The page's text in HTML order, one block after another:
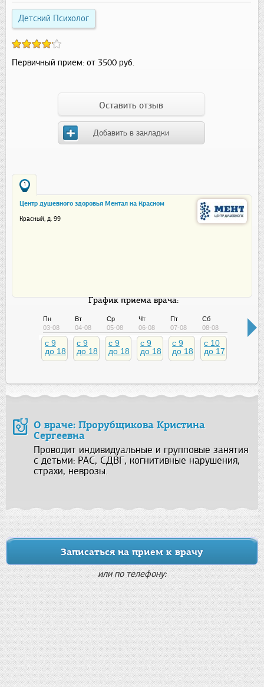
Детский Психолог
Первичный прием: от 3500 руб.
Оставить отзыв
Добавить в закладки
1
Центр душевного здоровья Ментал на Красном
Красный, д. 99
График приема врача:
Пн
03-08
c 9
до 18
Вт
04-08
c 9
до 18
Ср
05-08
c 9
до 18
Чт
06-08
c 9
до 18
Пт
07-08
c 9
до 18
Сб
08-08
c 10
до 17
О враче: Прорубщикова Кристина
Сергеевна
Проводит индивидуальные и групповые занятия
с детьми: РАС, СДВГ, когнитивные нарушения,
страхи, неврозы.
Записаться на прием к врачу
или по телефону: